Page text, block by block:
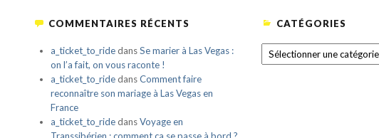
COMMENTAIRES RÉCENTS
a_ticket_to_ridedansSe marier à Las Vegas :
on l’a fait, on vous raconte !
a_ticket_to_ridedansComment faire
reconnaître son mariage à Las Vegas en
France
a_ticket_to_ridedansVoyage en
CATÉGORIES
CATÉGORIES